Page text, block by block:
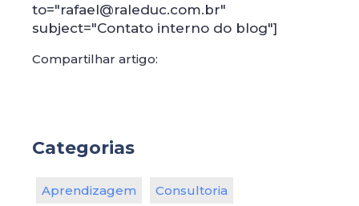
to="rafael@raleduc.com.br"
subject="Contato interno do blog"]
Compartilhar artigo:
Categorias
Aprendizagem Consultoria